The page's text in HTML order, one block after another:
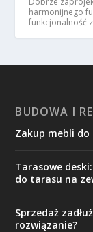
harmonijnego
funkcjonalność
BUDOWA I
Zakup mebli
Tarasowe
do tarasu na
Sprzedaż
rozwiązanie?